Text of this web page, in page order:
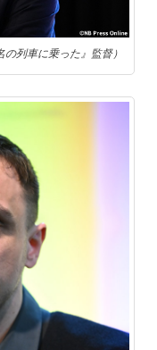
列車に乗った』監督）